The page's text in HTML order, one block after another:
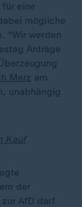
eine
mögliche
"Wir werden
Anträge
Merz am
unabhängig
Kauf
der
AfD darf